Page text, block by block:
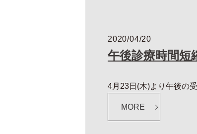
2020/04/20
午後診療時間短
4月23日(木)より午後の
MORE